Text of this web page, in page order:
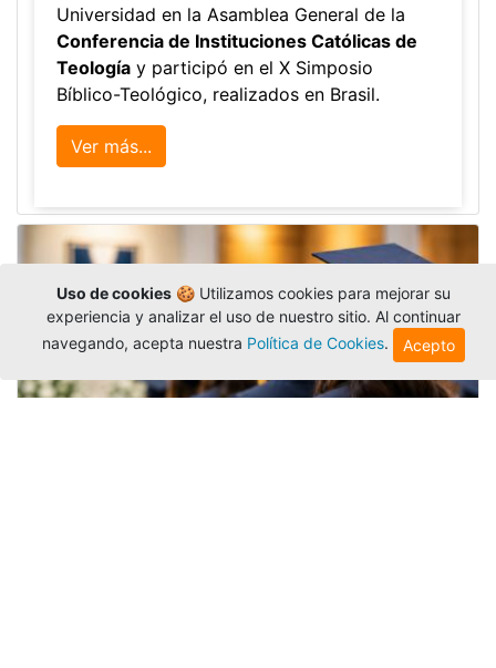
Universidad en la Asamblea General de la
Conferencia de Instituciones Católicas de
Teología y participó en el X Simposio
Bíblico-Teológico, realizados en Brasil.
Ver más...
Uso de cookies🍪 Utilizamos cookies para mejorar su
experiencia y analizar el uso de nuestro sitio. Al continuar
navegando, acepta nuestra Política de Cookies. Acepto